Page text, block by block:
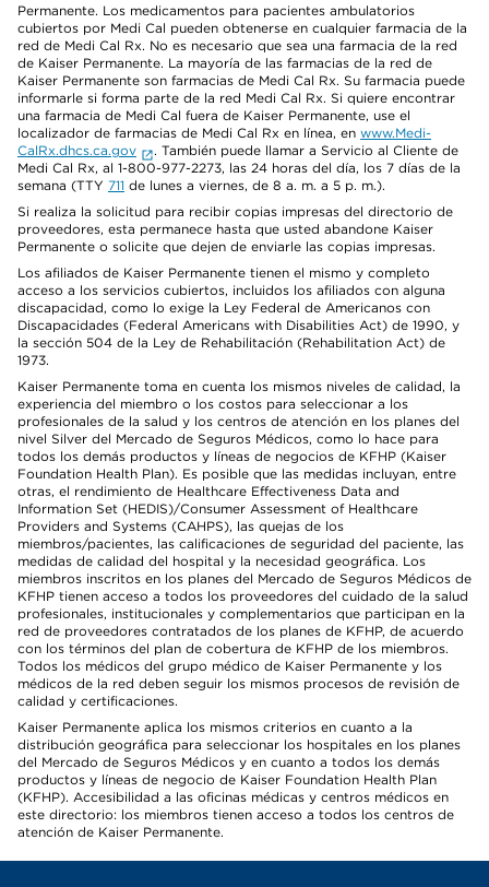
Permanente. Los medicamentos para pacientes ambulatorios
cubiertos por Medi Cal pueden obtenerse en cualquier farmacia de la
red de Medi Cal Rx. No es necesario que sea una farmacia de la red
de Kaiser Permanente. La mayoría de las farmacias de la red de
Kaiser Permanente son farmacias de Medi Cal Rx. Su farmacia puede
informarle si forma parte de la red Medi Cal Rx. Si quiere encontrar
una farmacia de Medi Cal fuera de Kaiser Permanente, use el
localizador de farmacias de Medi Cal Rx en línea, en www.Medi-
CalRx.dhcs.ca.gov
. También puede llamar a Servicio al Cliente de
Medi Cal Rx, al 1-800-977-2273, las 24 horas del día, los 7 días de la
semana (TTY 711 de lunes a viernes, de 8 a. m. a 5 p. m.).
Si realiza la solicitud para recibir copias impresas del directorio de
proveedores, esta permanece hasta que usted abandone Kaiser
Permanente o solicite que dejen de enviarle las copias impresas.
Los afiliados de Kaiser Permanente tienen el mismo y completo
acceso a los servicios cubiertos, incluidos los afiliados con alguna
discapacidad, como lo exige la Ley Federal de Americanos con
Discapacidades (Federal Americans with Disabilities Act) de 1990, y
la sección 504 de la Ley de Rehabilitación (Rehabilitation Act) de
1973.
Kaiser Permanente toma en cuenta los mismos niveles de calidad, la
experiencia del miembro o los costos para seleccionar a los
profesionales de la salud y los centros de atención en los planes del
nivel Silver del Mercado de Seguros Médicos, como lo hace para
todos los demás productos y líneas de negocios de KFHP (Kaiser
Foundation Health Plan). Es posible que las medidas incluyan, entre
otras, el rendimiento de Healthcare Effectiveness Data and
Information Set (HEDIS)/Consumer Assessment of Healthcare
Providers and Systems (CAHPS), las quejas de los
miembros/pacientes, las calificaciones de seguridad del paciente, las
medidas de calidad del hospital y la necesidad geográfica. Los
miembros inscritos en los planes del Mercado de Seguros Médicos de
KFHP tienen acceso a todos los proveedores del cuidado de la salud
profesionales, institucionales y complementarios que participan en la
red de proveedores contratados de los planes de KFHP, de acuerdo
con los términos del plan de cobertura de KFHP de los miembros.
Todos los médicos del grupo médico de Kaiser Permanente y los
médicos de la red deben seguir los mismos procesos de revisión de
calidad y certificaciones.
Kaiser Permanente aplica los mismos criterios en cuanto a la
distribución geográfica para seleccionar los hospitales en los planes
del Mercado de Seguros Médicos y en cuanto a todos los demás
productos y líneas de negocio de Kaiser Foundation Health Plan
(KFHP). Accesibilidad a las oficinas médicas y centros médicos en
este directorio: los miembros tienen acceso a todos los centros de
atención de Kaiser Permanente.